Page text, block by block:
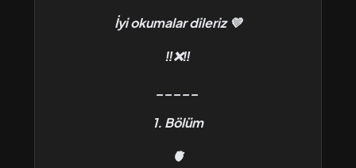
İyi okumalar dileriz 💜
‼️❌️‼️
1. Bölüm
🫀